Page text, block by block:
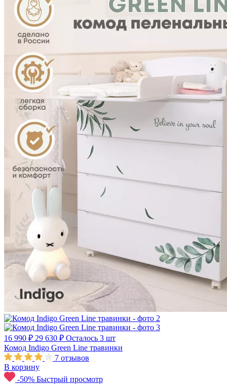
16 990 ₽ 29 630 ₽ Осталось 3 шт
Комод Indigo Green Line травинки
7 отзывов
В корзину
-50% Быстрый просмотр